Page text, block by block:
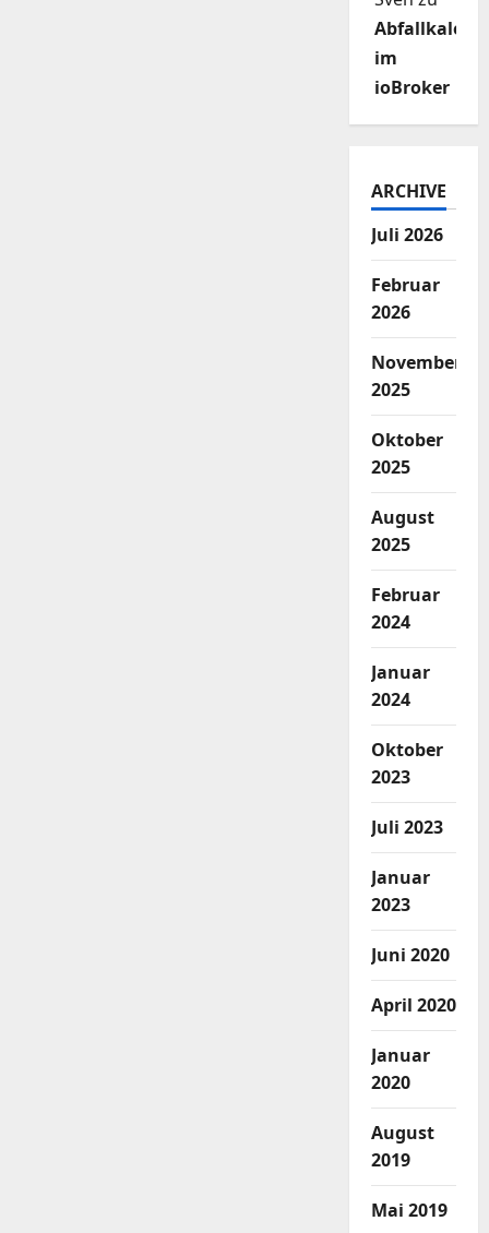
im
ioBroker
ARCHIVE
Juli 2026
Februar
2026
November
2025
Oktober
2025
August
2025
Februar
2024
Januar
2024
Oktober
2023
Juli 2023
Januar
2023
Juni 2020
April 2020
Januar
2020
August
2019
Mai 2019